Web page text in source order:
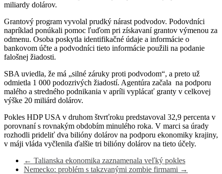
miliardy dolárov.
Grantový program vyvolal prudký nárast podvodov. Podovdníci
napríklad ponúkali pomoc ľuďom pri získavaní grantov výmenou za
odmenu. Osoba poskytla identifikačné údaje a informácie o
bankovom účte a podvodníci tieto informácie použili na podanie
falošnej žiadosti.
SBA uviedla, že má „silné záruky proti podvodom“, a preto už
odmietla 1 000 podozrivých žiadostí. Agentúra začala na podporu
malého a stredného podnikania v apríli vyplácať granty v celkovej
výške 20 miliárd dolárov.
Pokles HDP USA v druhom štvrťroku predstavoval 32,9 percenta v
porovnaní s rovnakým obdobím minulého roka. V marci sa úrady
rozhodli prideliť dva bilióny dolárov na podporu ekonomiky krajiny,
v máji vláda vyčlenila ďalšie tri bilióny dolárov na tieto účely.
← Talianska ekonomika zaznamenala veľký pokles
Nemecko: problém s takzvanými zombie firmami →